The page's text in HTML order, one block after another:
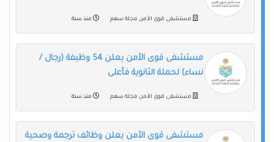
مستشفى قوى الأمن مجلة سهم منذ سنة
مستشفى قوى الأمن يعلن 54 وظيفة (رجال /
نساء) لحملة الثانوية فأعلى
مستشفى قوى الأمن مجلة سهم منذ سنة
مستشفى قوى الأمن يعلن وظائف ترجمة وصحية